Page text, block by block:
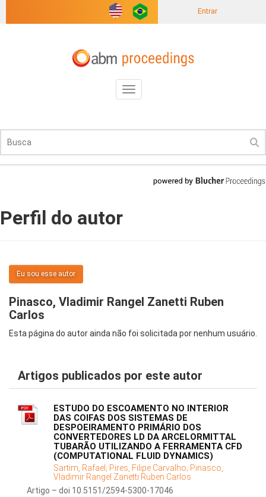
Entrar
Toggle
navigation
Perfil do autor
Eu sou esse autor
Pinasco, Vladimir Rangel Zanetti Ruben
Carlos
Esta página do autor ainda não foi solicitada por nenhum usuário.
Artigos publicados por este autor
ESTUDO DO ESCOAMENTO NO INTERIOR
DAS COIFAS DOS SISTEMAS DE
DESPOEIRAMENTO PRIMÁRIO DOS
CONVERTEDORES LD DA ARCELORMITTAL
TUBARÃO UTILIZANDO A FERRAMENTA CFD
(COMPUTATIONAL FLUID DYNAMICS)
Sartim, Rafael; Pires, Filipe Carvalho; Pinasco,
Vladimir Rangel Zanetti Ruben Carlos
Artigo – doi 10.5151/2594-5300-17046